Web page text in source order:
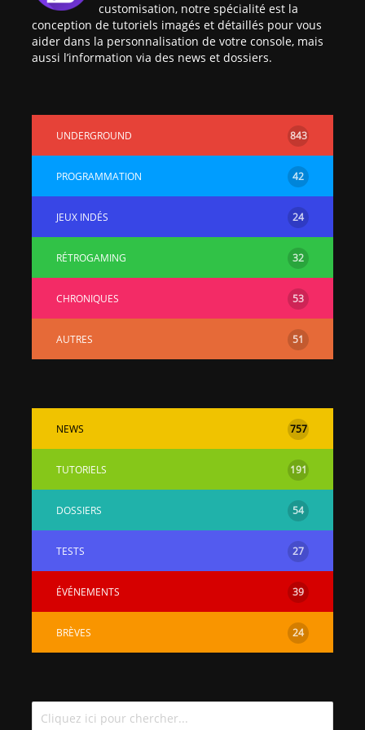
customisation, notre spécialité est la
conception de tutoriels imagés et détaillés pour vous
aider dans la personnalisation de votre console, mais
aussi l’information via des news et dossiers.
UNDERGROUND 843
PROGRAMMATION 42
JEUX INDÉS 24
RÉTROGAMING 32
CHRONIQUES 53
AUTRES 51
NEWS 757
TUTORIELS 191
DOSSIERS 54
TESTS 27
ÉVÉNEMENTS 39
BRÈVES 24